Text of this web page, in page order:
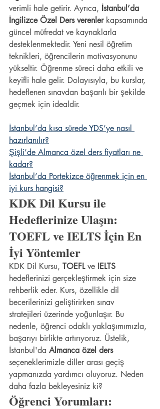
verimli hale getirir. Ayrıca, İstanbul’da
İngilizce Özel Ders verenler kapsamında
güncel müfredat ve kaynaklarla
desteklenmektedir. Yeni nesil öğretim
teknikleri, öğrencilerin motivasyonunu
yükseltir. Öğrenme süreci daha etkili ve
keyifli hale gelir. Dolayısıyla, bu kurslar,
hedeflenen sınavdan başarılı bir şekilde
geçmek için idealdir.
İstanbul’da kısa sürede YDS’ye nasıl
hazırlanılır?
Şişli’de Almanca özel ders fiyatları ne
kadar?
İstanbul’da Portekizce öğrenmek için en
iyi kurs hangisi?
KDK Dil Kursu ile
Hedeflerinize Ulaşın:
TOEFL ve IELTS İçin En
İyi Yöntemler
KDK Dil Kursu, TOEFL ve IELTS
hedeflerinizi gerçekleştirmek için size
rehberlik eder. Kurs, özellikle dil
becerilerinizi geliştirirken sınav
stratejileri üzerinde yoğunlaşır. Bu
nedenle, öğrenci odaklı yaklaşımımızla,
başarıyı birlikte artırıyoruz. Üstelik,
İstanbul'da Almanca özel ders
seçeneklerimizle diller arası geçiş
yapmanızda yardımcı oluyoruz. Neden
daha fazla bekleyesiniz ki?
Öğrenci Yorumları: